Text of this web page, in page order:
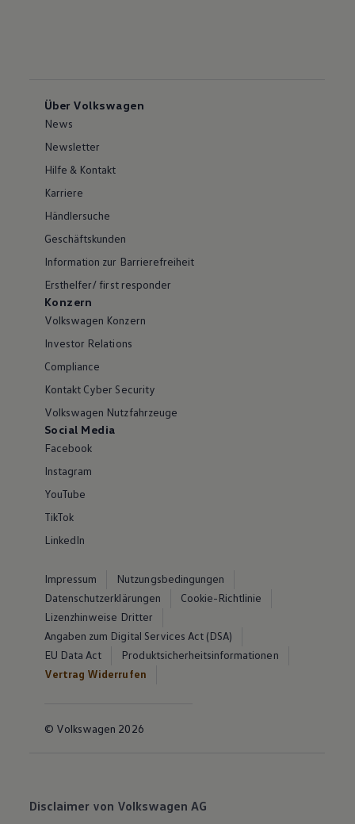
Über Volkswagen
News
Newsletter
Hilfe & Kontakt
Karriere
Händlersuche
Geschäftskunden
Information zur Barrierefreiheit
Ersthelfer/ first responder
Konzern
Volkswagen Konzern
Investor Relations
Compliance
Kontakt Cyber Security
Volkswagen Nutzfahrzeuge
Social Media
Facebook
Instagram
YouTube
TikTok
LinkedIn
Impressum
Nutzungsbedingungen
Datenschutzerklärungen
Cookie-Richtlinie
Lizenzhinweise Dritter
Angaben zum Digital Services Act (DSA)
EU Data Act
Produktsicherheitsinformationen
Vertrag Widerrufen
© Volkswagen 2026
Disclaimer von Volkswagen AG